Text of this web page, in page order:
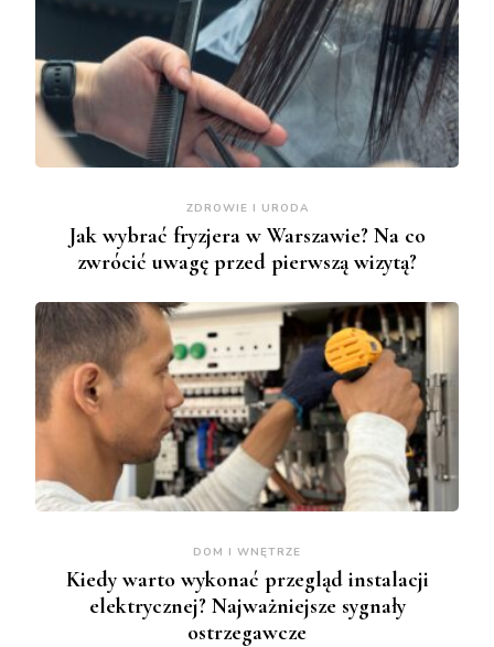
ZDROWIE I URODA
Jak wybrać fryzjera w Warszawie? Na co
zwrócić uwagę przed pierwszą wizytą?
DOM I WNĘTRZE
Kiedy warto wykonać przegląd instalacji
elektrycznej? Najważniejsze sygnały
ostrzegawcze